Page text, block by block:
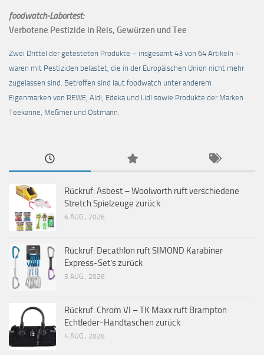
foodwatch-Labortest:
Verbotene Pestizide in Reis, Gewürzen und Tee
Zwei Drittel der getesteten Produkte – insgesamt 43 von 64 Artikeln –
waren mit Pestiziden belastet, die in der Europäischen Union nicht mehr
zugelassen sind. Betroffen sind laut foodwatch unter anderem
Eigenmarken von REWE, Aldi, Edeka und Lidl sowie Produkte der Marken
Teekanne, Meßmer und Ostmann.
Rückruf: Asbest – Woolworth ruft verschiedene
Stretch Spielzeuge zurück
6 AUG., 2026
Rückruf: Decathlon ruft SIMOND Karabiner
Express-Set’s zurück
5 AUG., 2026
Rückruf: Chrom VI – TK Maxx ruft Brampton
Echtleder-Handtaschen zurück
4 AUG., 2026